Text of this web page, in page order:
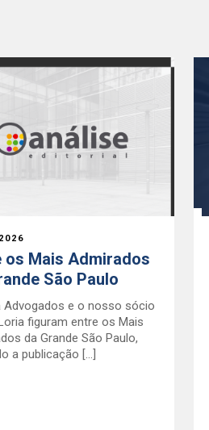
os Mais Admirados
São Paulo
Advogados e o nosso sócio
figuram entre os Mais
da Grande São Paulo,
a publicação […]